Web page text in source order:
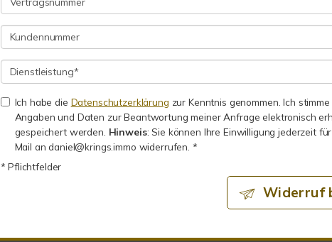
Ich habe die Datenschutzerklärung zur Kenntnis genommen. Ich
Angaben und Daten zur Beantwortung meiner Anfrage elektronisch
gespeichert werden. Hinweis: Sie können Ihre Einwilligung jederzeit
Mail an daniel@krings.immo widerrufen. *
* Pflichtfelder
Widerruf